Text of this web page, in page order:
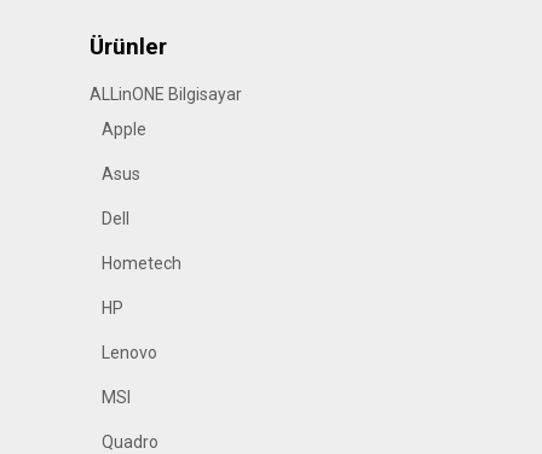
Ürünler
ALLinONE Bilgisayar
Apple
Asus
Dell
Hometech
HP
Lenovo
MSI
Quadro